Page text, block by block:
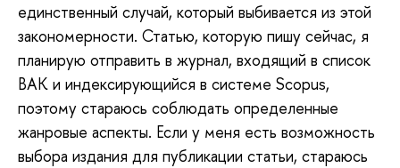
единственный случай, который выбивается из этой
закономерности. Статью, которую пишу сейчас, я
планирую отправить в журнал, входящий в список
ВАК и индексирующийся в системе Scopus,
поэтому стараюсь соблюдать определенные
жанровые аспекты. Если у меня есть возможность
выбора издания для публикации статьи, стараюсь